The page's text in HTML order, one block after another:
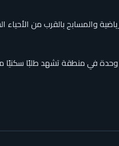
والمسابح بالقرب من
وحدة في منطقة تشهد طلبًا